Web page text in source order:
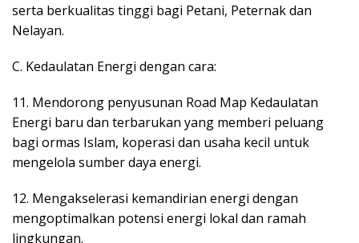
serta berkualitas tinggi bagi Petani, Peternak dan
Nelayan.
C. Kedaulatan Energi dengan cara:
11. Mendorong penyusunan Road Map Kedaulatan
Energi baru dan terbarukan yang memberi peluang
bagi ormas Islam, koperasi dan usaha kecil untuk
mengelola sumber daya energi.
12. Mengakselerasi kemandirian energi dengan
mengoptimalkan potensi energi lokal dan ramah
lingkungan.